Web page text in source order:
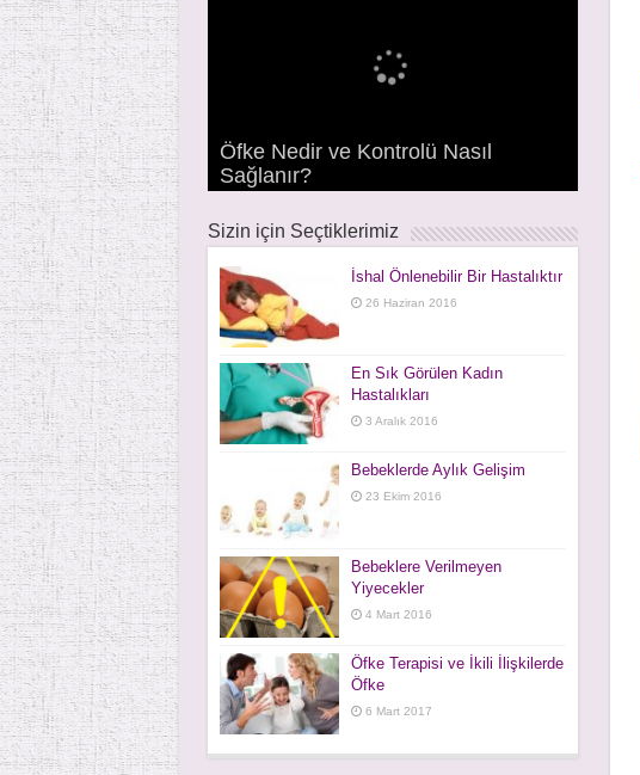
Öfke Nedir ve Kontrolü Nasıl
Sağlanır?
Ani İşitme Kaybı
Çınlama – Tinnitus
Burun Damlası Bağımlılığı
Bademcik ve Geniz Eti Ameliyatları
Bademcik ve Geniz Eti Hastalıkları
Klima Sorunları ile Gelişen
Hastalıklar
Horlama ve Tıkayıcı Uyku Apne
Sendromu
Sizin için Seçtiklerimiz
İshal Önlenebilir Bir Hastalıktır
26 Haziran 2016
En Sık Görülen Kadın
Hastalıkları
3 Aralık 2016
Bebeklerde Aylık Gelişim
23 Ekim 2016
Bebeklere Verilmeyen
Yiyecekler
4 Mart 2016
Öfke Terapisi ve İkili İlişkilerde
Öfke
6 Mart 2017